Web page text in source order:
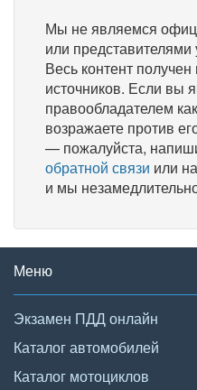
Мы не являемся
или
Весь контент
источников. Если вы
правообладателем
возражаете против
— пожалуйста,
обратной связи или
и мы
Меню
Экзамен ПДД онлайн
Каталог автомобилей
Каталог мотоциклов